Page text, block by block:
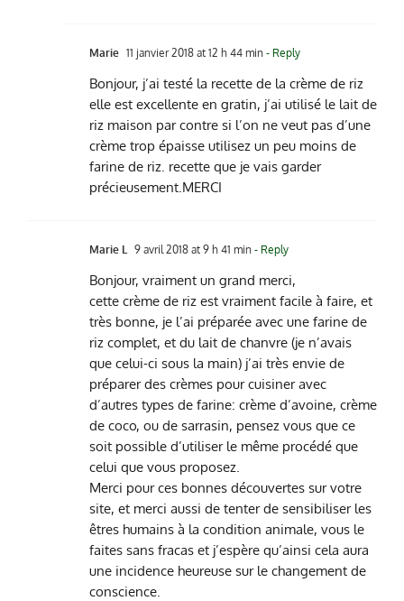
Marie 11 janvier 2018 at 12 h 44 min - Reply
Bonjour, j’ai testé la recette de la crème de riz
elle est excellente en gratin, j’ai utilisé le lait de
riz maison par contre si l’on ne veut pas d’une
crème trop épaisse utilisez un peu moins de
farine de riz. recette que je vais garder
précieusement.MERCI
Marie L 9 avril 2018 at 9 h 41 min - Reply
Bonjour, vraiment un grand merci,
cette crème de riz est vraiment facile à faire, et
très bonne, je l’ai préparée avec une farine de
riz complet, et du lait de chanvre (je n’avais
que celui-ci sous la main) j’ai très envie de
préparer des crèmes pour cuisiner avec
d’autres types de farine: crème d’avoine, crème
de coco, ou de sarrasin, pensez vous que ce
soit possible d’utiliser le même procédé que
celui que vous proposez.
Merci pour ces bonnes découvertes sur votre
site, et merci aussi de tenter de sensibiliser les
êtres humains à la condition animale, vous le
faites sans fracas et j’espère qu’ainsi cela aura
une incidence heureuse sur le changement de
conscience.